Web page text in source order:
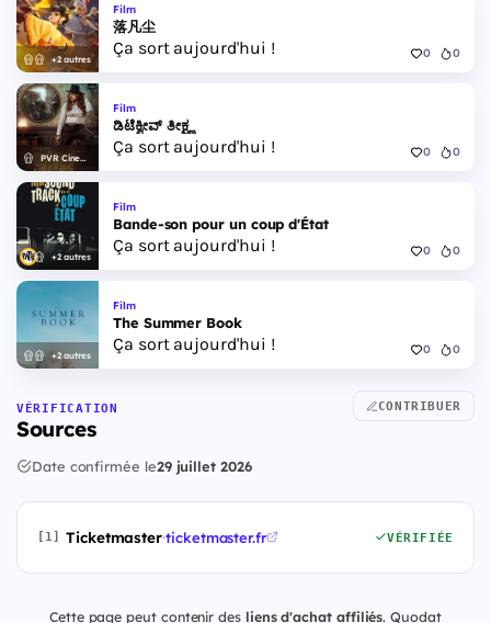
+2 autres
Film
落凡尘
Ça sort aujourd'hui ! 0 0
PVR Cinemas
Film
ಡಿಟೆಕ್ವೀವ್ ತೀಕ್ಷ್ಣ
Ça sort aujourd'hui ! 0 0
+2 autres
Film
Bande-son pour un coup d'État
Ça sort aujourd'hui ! 0 0
+2 autres
Film
The Summer Book
Ça sort aujourd'hui ! 0 0
VÉRIFICATION
Sources
CONTRIBUER
Date confirmée le29 juillet 2026
[1] Ticketmaster·ticketmaster.fr VÉRIFIÉE
Cette page peut contenir des liens d'achat affiliés. Quodat